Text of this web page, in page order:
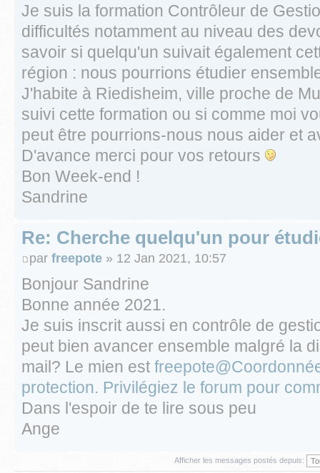
Je suis la formation Contrôleur de
difficultés notamment au niveau des
savoir si quelqu'un suivait également
région : nous pourrions étudier
J'habite à Riedisheim, ville proche de
suivi cette formation ou si comme moi
peut être pourrions-nous nous aider et
D'avance merci pour vos retours
Bon Week-end !
Sandrine
Re: Cherche quelqu'un pour
par freepote » 12 Jan 2021, 10:57
Bonjour Sandrine
Bonne année 2021.
Je suis inscrit aussi en contrôle de
peut bien avancer ensemble malgré la
mail? Le mien est
protection. Privilégiez le forum pour
Dans l'espoir de te lire sous peu
Ange
Afficher les messages postés depuis: